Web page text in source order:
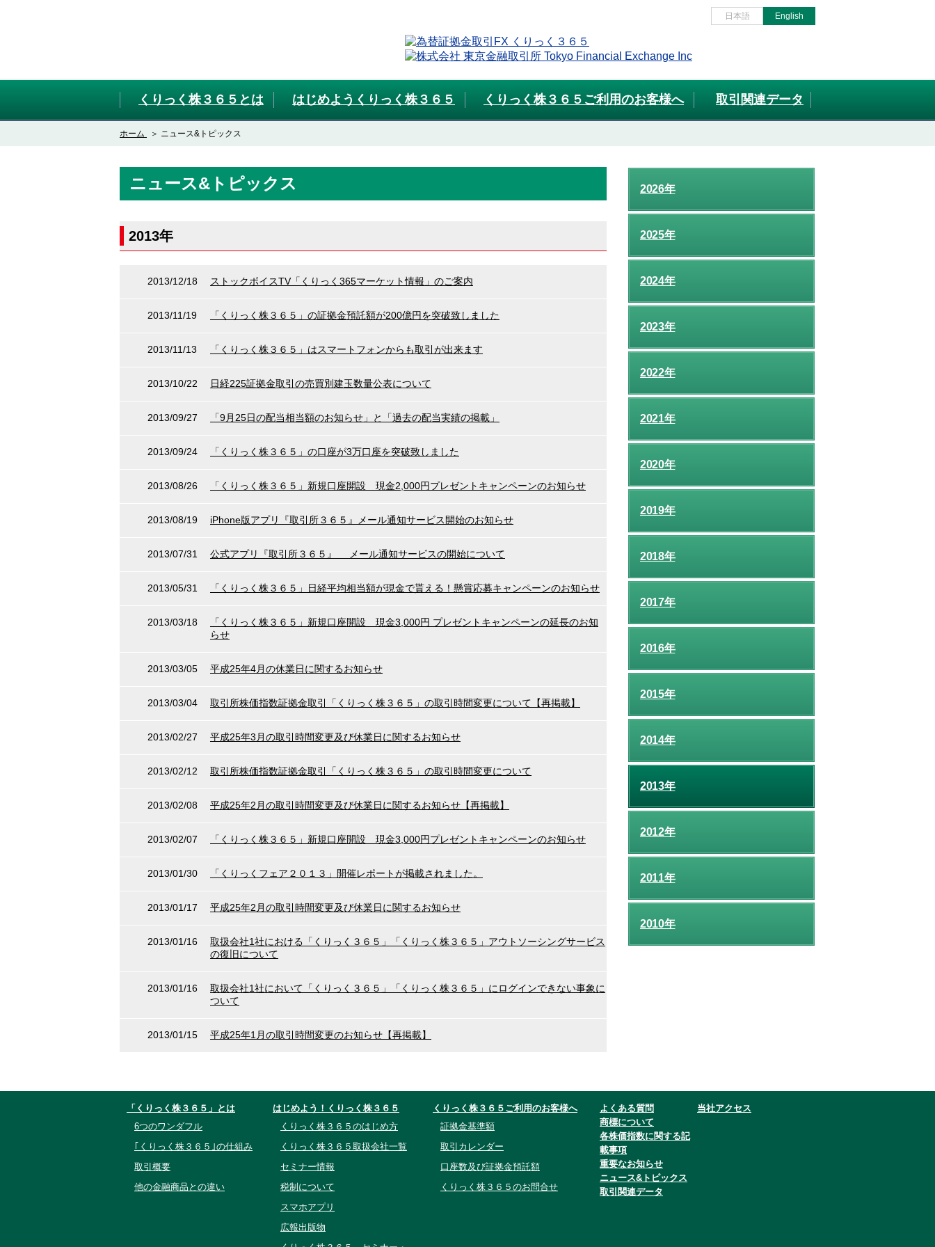
日本語 English
くりっく株３６５とは はじめようくりっく株３６５ くりっく株３６５ご利用のお客様へ 取引関連データ
ホーム ニュース&トピックス
ニュース&トピックス
2013年
2013/12/18 ストックボイスTV「くりっく365マーケット情報」のご案内
2013/11/19 「くりっく株３６５」の証拠金預託額が200億円を突破致しました
2013/11/13 「くりっく株３６５」はスマートフォンからも取引が出来ます
2013/10/22 日経225証拠金取引の売買別建玉数量公表について
2013/09/27 「9月25日の配当相当額のお知らせ」と「過去の配当実績の掲載」
2013/09/24 「くりっく株３６５」の口座が3万口座を突破致しました
2013/08/26 「くりっく株３６５」新規口座開設 現金2,000円プレゼントキャンペーンのお知らせ
2013/08/19 iPhone版アプリ『取引所３６５』メール通知サービス開始のお知らせ
2013/07/31 公式アプリ『取引所３６５』 メール通知サービスの開始について
2013/05/31 「くりっく株３６５」日経平均相当額が現金で貰える！懸賞応募キャンペーンのお知らせ
2013/03/18
「くりっく株３６５」新規口座開設 現金3,000円 プレゼントキャンペーンの延長のお知
らせ
2013/03/05 平成25年4月の休業日に関するお知らせ
2013/03/04 取引所株価指数証拠金取引「くりっく株３６５」の取引時間変更について【再掲載】
2013/02/27 平成25年3月の取引時間変更及び休業日に関するお知らせ
2013/02/12 取引所株価指数証拠金取引「くりっく株３６５」の取引時間変更について
2013/02/08 平成25年2月の取引時間変更及び休業日に関するお知らせ【再掲載】
2013/02/07 「くりっく株３６５」新規口座開設 現金3,000円プレゼントキャンペーンのお知らせ
2013/01/30 「くりっくフェア２０１３」開催レポートが掲載されました。
2013/01/17 平成25年2月の取引時間変更及び休業日に関するお知らせ
2013/01/16
取扱会社1社における「くりっく３６５」「くりっく株３６５」アウトソーシングサービス
の復旧について
2013/01/16
取扱会社1社において「くりっく３６５」「くりっく株３６５」にログインできない事象に
ついて
2013/01/15 平成25年1月の取引時間変更のお知らせ【再掲載】
2026年
2025年
2024年
2023年
2022年
2021年
2020年
2019年
2018年
2017年
2016年
2015年
2014年
2013年
2012年
2011年
2010年
「くりっく株３６５」とは
6つのワンダフル
｢くりっく株３６５｣の仕組み
取引概要
他の金融商品との違い
はじめよう！くりっく株３６５
くりっく株３６５のはじめ方
くりっく株３６５取扱会社一覧
セミナー情報
税制について
スマホアプリ
広報出版物
くりっく株３６５ご利用のお客様へ
証拠金基準額
取引カレンダー
口座数及び証拠金預託額
くりっく株３６５のお問合せ
よくある質問
商標について
各株価指数に関する記
載事項
重要なお知らせ
ニュース&トピックス
取引関連データ
当社アクセス